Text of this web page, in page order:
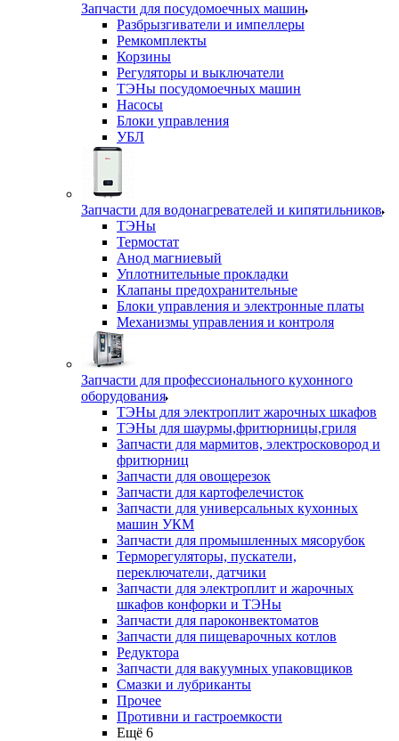
Запчасти для посудомоечных машин
Разбрызгиватели и импеллеры
Ремкомплекты
Корзины
Регуляторы и выключатели
ТЭНы посудомоечных машин
Насосы
Блоки управления
УБЛ
Запчасти для водонагревателей и кипятильников
ТЭНы
Термостат
Анод магниевый
Уплотнительные прокладки
Клапаны предохранительные
Блоки управления и электронные платы
Механизмы управления и контроля
Запчасти для профессионального кухонного
оборудования
ТЭНы для электроплит жарочных шкафов
ТЭНы для шаурмы,фритюрницы,гриля
Запчасти для мармитов, электросковород и
фритюрниц
Запчасти для овощерезок
Запчасти для картофелечисток
Запчасти для универсальных кухонных
машин УКМ
Запчасти для промышленных мясорубок
Терморегуляторы, пускатели,
переключатели, датчики
Запчасти для электроплит и жарочных
шкафов конфорки и ТЭНы
Запчасти для пароконвектоматов
Запчасти для пищеварочных котлов
Редуктора
Запчасти для вакуумных упаковщиков
Смазки и лубриканты
Прочее
Противни и гастроемкости
Ещё 6